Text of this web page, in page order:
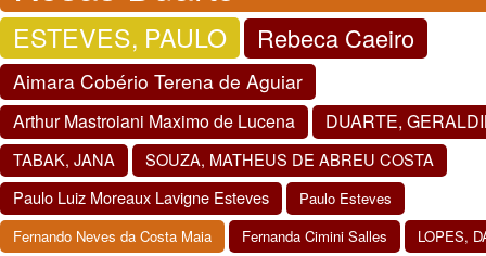
ESTEVES, PAULO Rebeca Caeiro
Aimara Cobério Terena de Aguiar
Arthur Mastroiani Maximo de Lucena DUARTE,
TABAK, JANA
SOUZA, MATHEUS DE ABREU COSTA
Paulo Luiz Moreaux Lavigne Esteves
Paulo Esteves
Fernando Neves da Costa Maia
Fernanda Cimini Salles
LOPES,